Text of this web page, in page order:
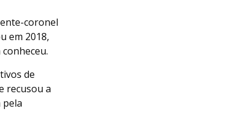
coronel
em 2018,
de
recusou a
pela